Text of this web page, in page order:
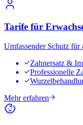
Tarife für
Umfassender Schutz
Zahnersatz &
Professionelle
Mehr erfahren